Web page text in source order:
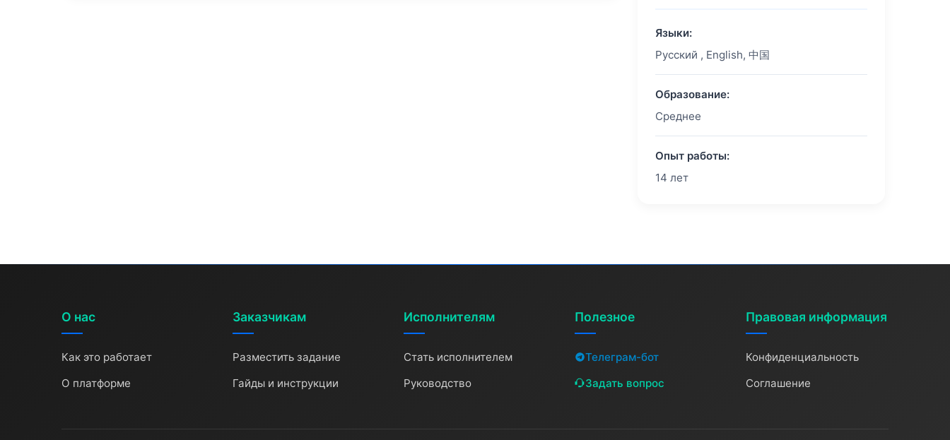
Языки:
Русский , English, 中国
Образование:
Среднее
Опыт работы:
14 лет
О нас
Как это работает
О платформе
Заказчикам
Разместить задание
Гайды и инструкции
Исполнителям
Стать исполнителем
Руководство
Полезное
Телеграм-бот
Задать вопрос
Правовая информация
Конфиденциальность
Соглашение